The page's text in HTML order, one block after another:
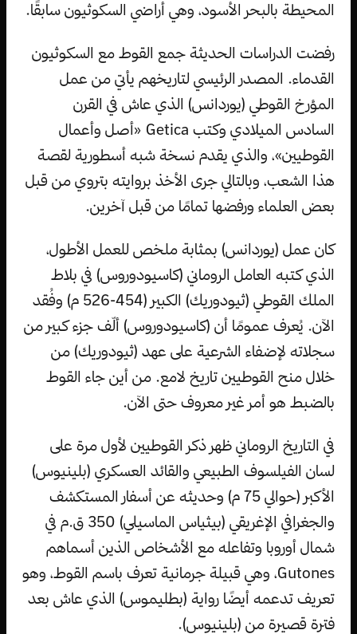
المحيطة بالبحر الأسود، وهي أراضي السكوثيون سابقًا.
رفضت الدراسات الحديثة جمع القوط مع السكوثيون
القدماء. المصدر الرئيسي لتاريخهم يأتي من عمل
المؤرخ القوطي (يوردانس) الذي عاش في القرن
السادس الميلادي وكتب Getica «أصل وأعمال
القوطيين»، والذي يقدم نسخة شبه أسطورية لقصة
هذا الشعب، وبالتالي جرى الأخذ بروايته بتروي من قبل
بعض العلماء ورفضها تمامًا من قبل آخرين.
كان عمل (يوردانس) بمثابة ملخص للعمل الأطول،
الذي كتبه العامل الروماني (كاسيودوروس) في بلاط
الملك القوطي (ثيودوريك) الكبير (454-526 م) وفُقد
الآن. يُعرف عمومًا أن (كاسيودوروس) ألّف جزء كبير من
سجلاته لإضفاء الشرعية على عهد (ثيودوريك) من
خلال منح القوطيين تاريخ لامع. من أين جاء القوط
بالضبط هو أمر غير معروف حتى الآن.
في التاريخ الروماني ظهر ذكر القوطيين لأول مرة على
لسان الفيلسوف الطبيعي والقائد العسكري (بلينيوس)
الأكبر (حوالي 75 م) وحديثه عن أسفار المستكشف
والجغرافي الإغريقي (بيثياس الماسيلي) 350 ق.م في
شمال أوروبا وتفاعله مع الأشخاص الذين أسماهم
Gutones، وهي قبيلة جرمانية تعرف باسم القوط، وهو
تعريف تدعمه أيضًا رواية (بطليموس) الذي عاش بعد
فترة قصيرة من (بلينيوس).